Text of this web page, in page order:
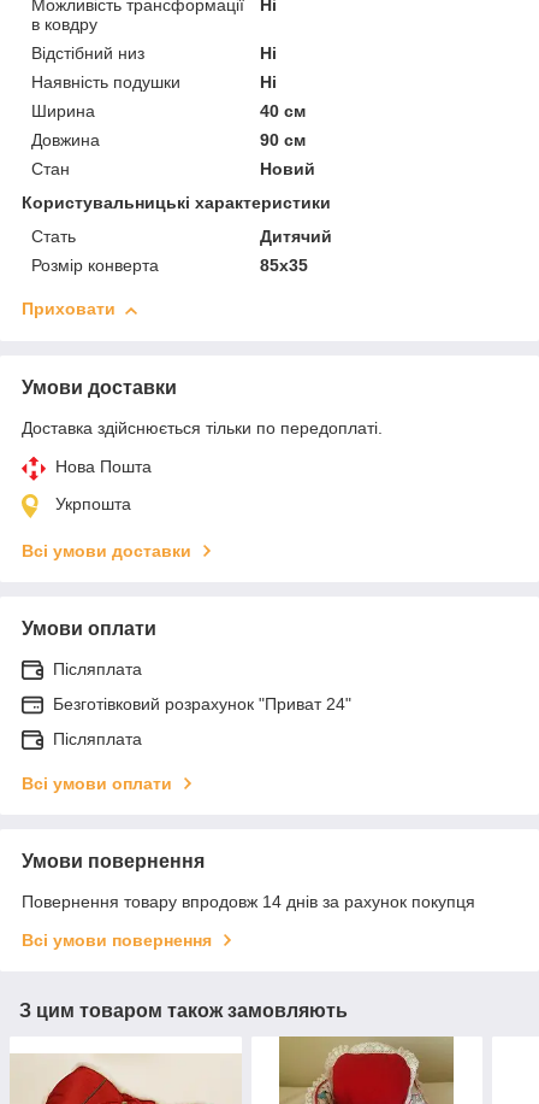
Можливість трансформації
в ковдру
Ні
Відстібний низ
Ні
Наявність подушки
Ні
Ширина
40 см
Довжина
90 см
Стан
Новий
Користувальницькі характеристики
Стать
Дитячий
Розмір конверта
85х35
Приховати
Умови доставки
Доставка здійснюється тільки по передоплаті.
Нова Пошта
Укрпошта
Всі умови доставки
Умови оплати
Післяплата
Безготівковий розрахунок "Приват 24"
Післяплата
Всі умови оплати
Умови повернення
Повернення товару впродовж 14 днів за рахунок покупця
Всі умови повернення
З цим товаром також замовляють